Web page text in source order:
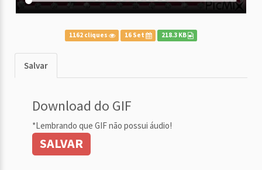
1162 cliques 16 Set 218.3 KB
Salvar
Download do GIF
*Lembrando que GIF não possui áudio!
SALVAR